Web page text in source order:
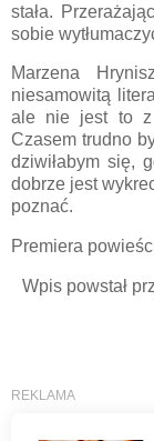
stała.
sobie
Marzena
niesamowitą
ale nie jest to z
Czasem trudno
dziwiłabym się,
dobrze jest
poznać.
Premiera
Wpis powstał